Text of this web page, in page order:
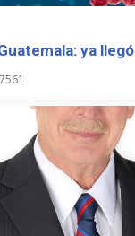
ya llegó